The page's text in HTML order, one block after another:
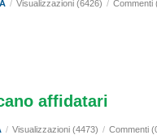
/ Visualizzazioni (6426) / Commenti
affidatari
/ Visualizzazioni (4473) / Commenti